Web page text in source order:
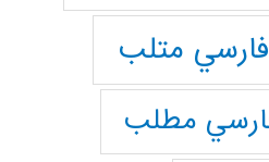
متلب
مطلب